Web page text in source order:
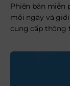
Phiên bản miễn
mỗi ngày và
cung cấp thông